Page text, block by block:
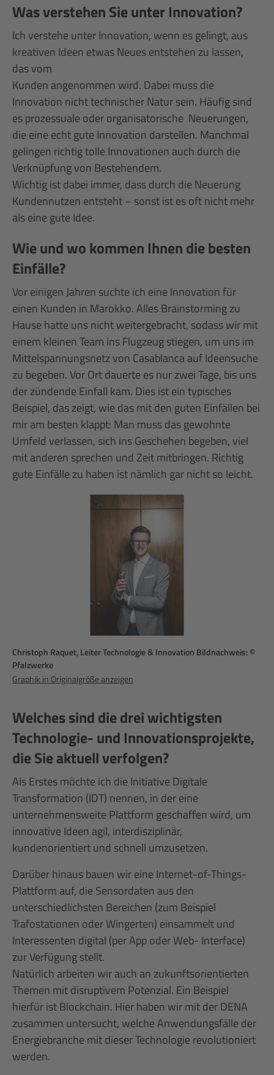
Was verstehen Sie unter Innovation?
Ich verstehe unter Innovation, wenn es gelingt, aus
kreativen Ideen etwas Neues entstehen zu lassen,
das vom
Kunden angenommen wird. Dabei muss die
Innovation nicht technischer Natur sein. Häufig sind
es prozessuale oder organisatorische Neuerungen,
die eine echt gute Innovation darstellen. Manchmal
gelingen richtig tolle Innovationen auch durch die
Verknüpfung von Bestehendem.
Wichtig ist dabei immer, dass durch die Neuerung
Kundennutzen entsteht – sonst ist es oft nicht mehr
als eine gute Idee.
Wie und wo kommen Ihnen die besten
Einfälle?
Vor einigen Jahren suchte ich eine Innovation für
einen Kunden in Marokko. Alles Brainstorming zu
Hause hatte uns nicht weitergebracht, sodass wir mit
einem kleinen Team ins Flugzeug stiegen, um uns im
Mittelspannungsnetz von Casablanca auf Ideensuche
zu begeben. Vor Ort dauerte es nur zwei Tage, bis uns
der zündende Einfall kam. Dies ist ein typisches
Beispiel, das zeigt, wie das mit den guten Einfällen bei
mir am besten klappt: Man muss das gewohnte
Umfeld verlassen, sich ins Geschehen begeben, viel
mit anderen sprechen und Zeit mitbringen. Richtig
gute Einfälle zu haben ist nämlich gar nicht so leicht.
Christoph Raquet, Leiter Technologie & Innovation Bildnachweis: ©
Pfalzwerke
Graphik in Originalgröße anzeigen
Welches sind die drei wichtigsten
Technologie- und Innovationsprojekte,
die Sie aktuell verfolgen?
Als Erstes möchte ich die Initiative Digitale
Transformation (IDT) nennen, in der eine
unternehmensweite Plattform geschaffen wird, um
innovative Ideen agil, interdisziplinär,
kundenorientiert und schnell umzusetzen.
Darüber hinaus bauen wir eine Internet-of-Things-
Plattform auf, die Sensordaten aus den
unterschiedlichsten Bereichen (zum Beispiel
Trafostationen oder Wingerten) einsammelt und
Interessenten digital (per App oder Web- Interface)
zur Verfügung stellt.
Natürlich arbeiten wir auch an zukunftsorientierten
Themen mit disruptivem Potenzial. Ein Beispiel
hierfür ist Blockchain. Hier haben wir mit der DENA
zusammen untersucht, welche Anwendungsfälle der
Energiebranche mit dieser Technologie revolutioniert
werden.